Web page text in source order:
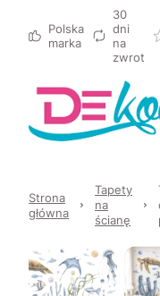
Polska
marka
30
dni
na
zwrot
Strona
główna
Tapety
na
ścianę